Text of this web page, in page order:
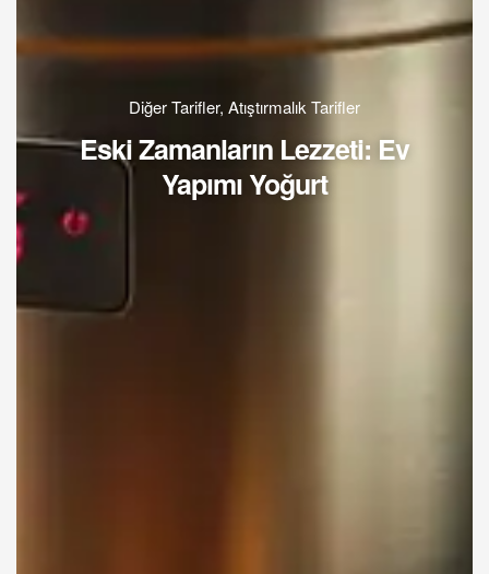
Diğer Tarifler, Atıştırmalık Tarifler
Eski Zamanların Lezzeti: Ev
Yapımı Yoğurt